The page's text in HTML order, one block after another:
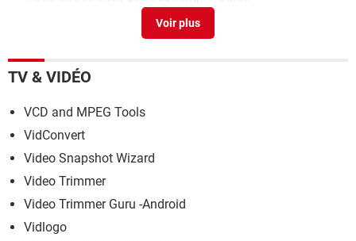
Réinitialiser un PC à l'état d'usine : toutes les solutions
TV & VIDÉO
VCD and MPEG Tools
VidConvert
Video Snapshot Wizard
Video Trimmer
Video Trimmer Guru -Android
Vidlogo